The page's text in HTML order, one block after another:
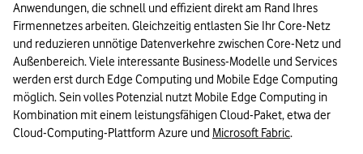
Anwendungen, die schnell und effizient direkt am Rand Ihres
Firmennetzes arbeiten. Gleichzeitig entlasten Sie Ihr Core-Netz
und reduzieren unnötige Datenverkehre zwischen Core-Netz und
Außenbereich. Viele interessante Business-Modelle und Services
werden erst durch Edge Computing und Mobile Edge Computing
möglich. Sein volles Potenzial nutzt Mobile Edge Computing in
Kombination mit einem leistungsfähigen Cloud-Paket, etwa der
Cloud-Computing-Plattform Azure und Microsoft Fabric.